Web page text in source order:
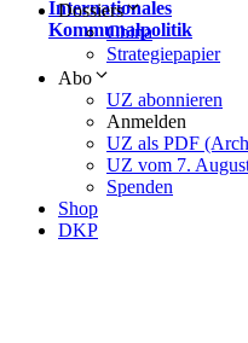
Internationales
Kommunalpolitik
Dossiers
China
Strategiepapier
Abo
UZ abonnieren
Anmelden
UZ als PDF
UZ vom 7.
Spenden
Shop
DKP